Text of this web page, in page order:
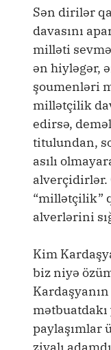
Sən dirilər
davasını
milləti
ən hiyləgər,
şoumenləri
millətçilik
edirsə,
titulundan,
asılı
alverçidirlər.
“millətçilik”
alverlərini
Kim
biz niyə
paylaşımlar